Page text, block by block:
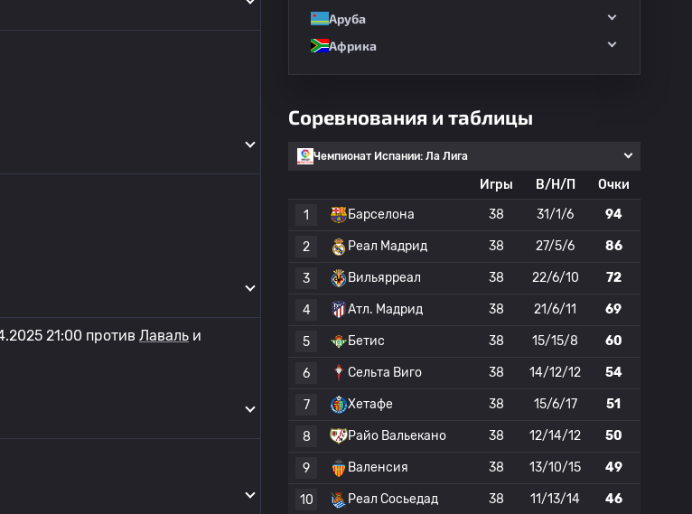
21:00 против Лаваль и
Аруба
Африка
Соревнования и таблицы
Чемпионат Испании: Ла Лига
Игры В/Н/П
Очки
1
Барселона 38 31/1/6 94
2 Реал Мадрид 38 27/5/6 86
3 Вильярреал 38 22/6/10 72
4 Атл. Мадрид 38 21/6/11 69
5 Бетис 38 15/15/8 60
6 Сельта Виго 38 14/12/12 54
7 Хетафе 38 15/6/17 51
8 Райо Вальекано 38 12/14/12 50
9 Валенсия 38 13/10/15 49
10 Реал Сосьедад 38 11/13/14 46